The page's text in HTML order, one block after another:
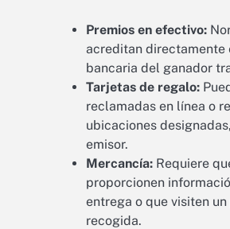
Premios en efectivo:
acreditan directamente
bancaria del ganador
Tarjetas de regalo:
reclamadas en línea o
ubicaciones
emisor.
Mercancía: Requiere
proporcionen
entrega o que visiten
recogida.